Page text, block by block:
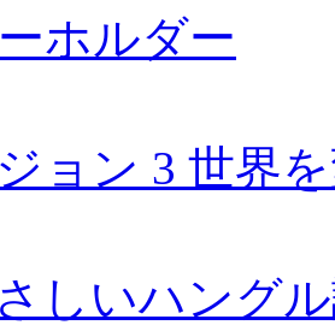
ホルダー
ョン 3 世界
しいハング